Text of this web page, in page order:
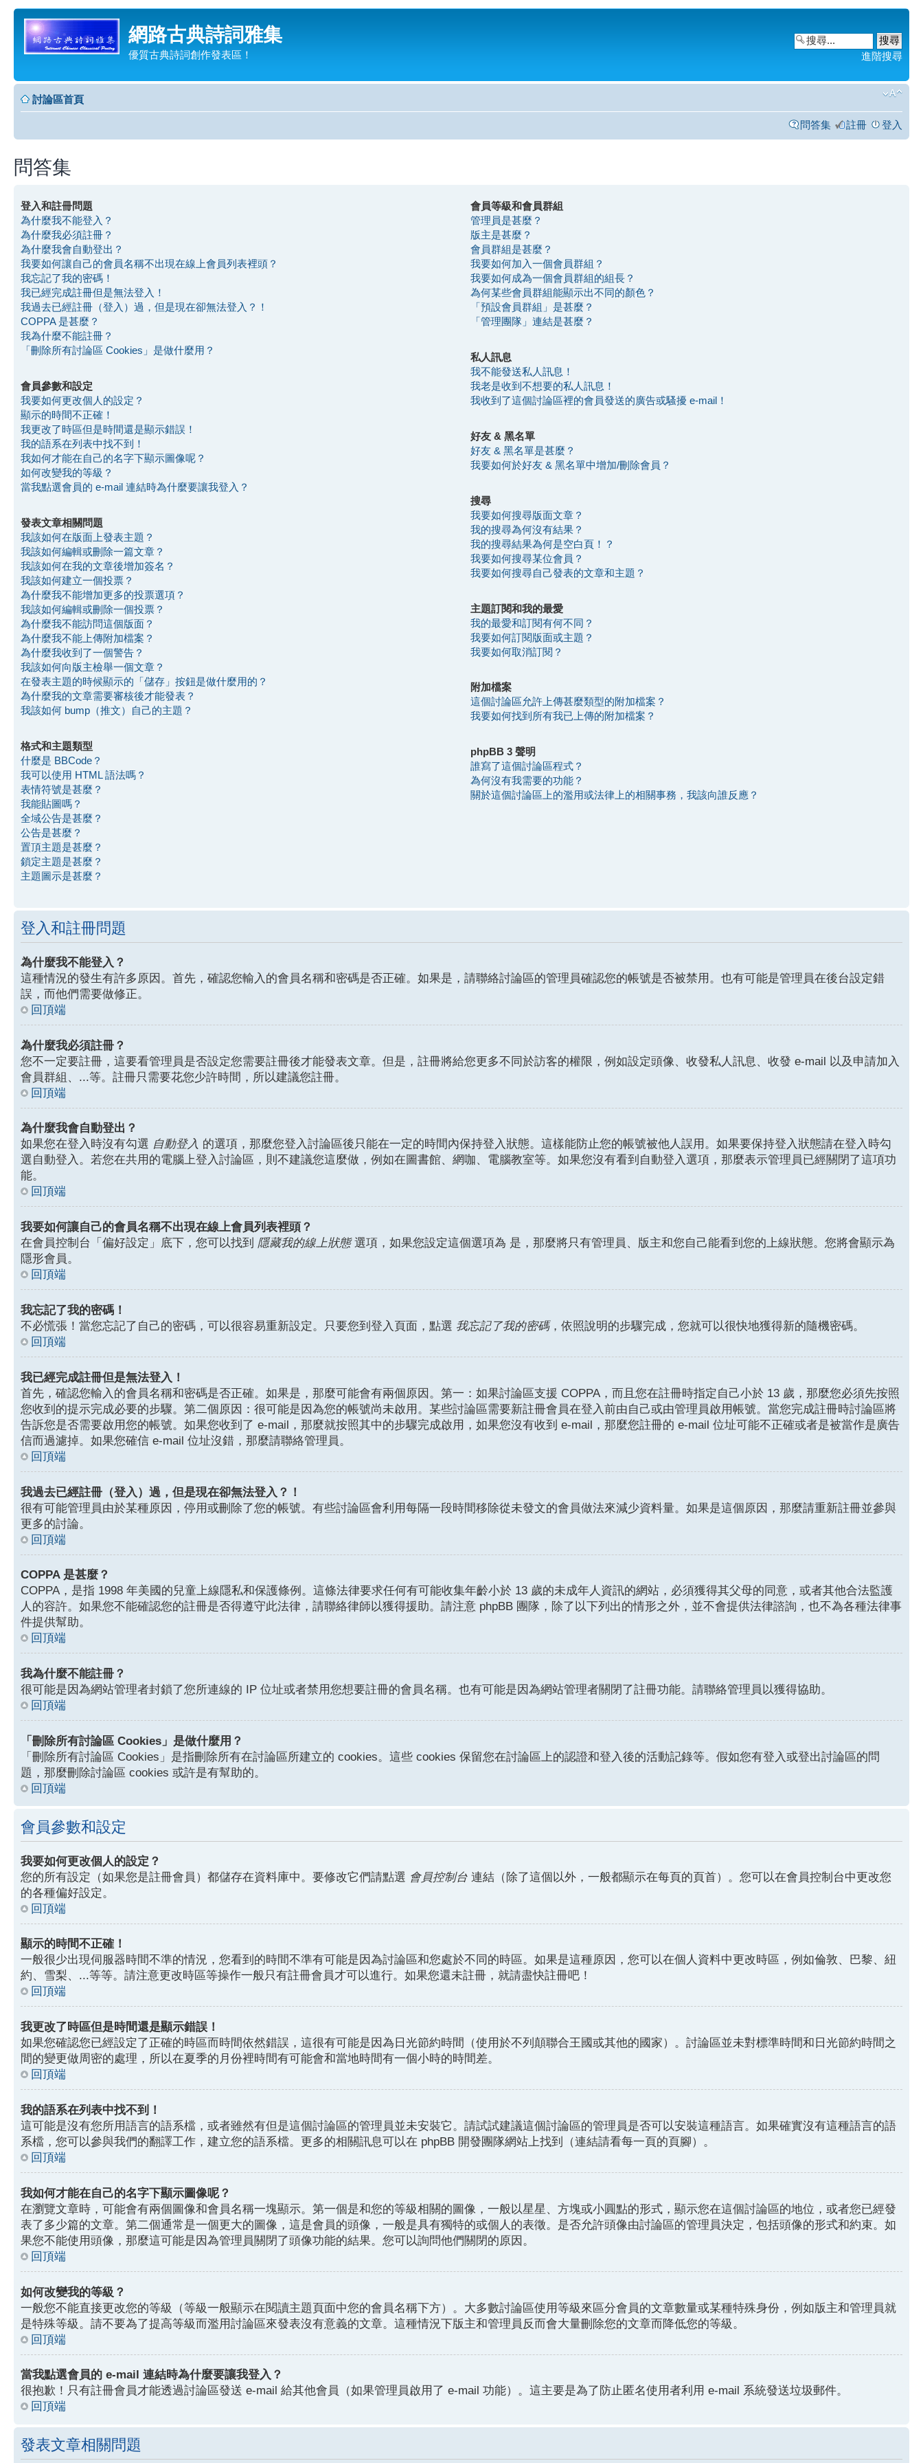
網路古典詩詞雅集
優質古典詩詞創作發表區！ 進階搜尋
討論區首頁
問答集 註冊 登入
問答集
登入和註冊問題
為什麼我不能登入？
為什麼我必須註冊？
為什麼我會自動登出？
我要如何讓自己的會員名稱不出現在線上會員列表裡頭？
我忘記了我的密碼！
我已經完成註冊但是無法登入！
我過去已經註冊（登入）過，但是現在卻無法登入？！
COPPA 是甚麼？
我為什麼不能註冊？
「刪除所有討論區 Cookies」是做什麼用？
會員參數和設定
我要如何更改個人的設定？
顯示的時間不正確！
我更改了時區但是時間還是顯示錯誤！
我的語系在列表中找不到！
我如何才能在自己的名字下顯示圖像呢？
如何改變我的等級？
當我點選會員的 e-mail 連結時為什麼要讓我登入？
發表文章相關問題
我該如何在版面上發表主題？
我該如何編輯或刪除一篇文章？
我該如何在我的文章後增加簽名？
我該如何建立一個投票？
為什麼我不能增加更多的投票選項？
我該如何編輯或刪除一個投票？
為什麼我不能訪問這個版面？
為什麼我不能上傳附加檔案？
為什麼我收到了一個警告？
我該如何向版主檢舉一個文章？
在發表主題的時候顯示的「儲存」按鈕是做什麼用的？
為什麼我的文章需要審核後才能發表？
我該如何 bump（推文）自己的主題？
格式和主題類型
什麼是 BBCode？
我可以使用 HTML 語法嗎？
表情符號是甚麼？
我能貼圖嗎？
全域公告是甚麼？
公告是甚麼？
置頂主題是甚麼？
鎖定主題是甚麼？
主題圖示是甚麼？
會員等級和會員群組
管理員是甚麼？
版主是甚麼？
會員群組是甚麼？
我要如何加入一個會員群組？
我要如何成為一個會員群組的組長？
為何某些會員群組能顯示出不同的顏色？
「預設會員群組」是甚麼？
「管理團隊」連結是甚麼？
私人訊息
我不能發送私人訊息！
我老是收到不想要的私人訊息！
我收到了這個討論區裡的會員發送的廣告或騷擾 e-mail！
好友 & 黑名單
好友 & 黑名單是甚麼？
我要如何於好友 & 黑名單中增加/刪除會員？
搜尋
我要如何搜尋版面文章？
我的搜尋為何沒有結果？
我的搜尋結果為何是空白頁！？
我要如何搜尋某位會員？
我要如何搜尋自己發表的文章和主題？
主題訂閱和我的最愛
我的最愛和訂閱有何不同？
我要如何訂閱版面或主題？
我要如何取消訂閱？
附加檔案
這個討論區允許上傳甚麼類型的附加檔案？
我要如何找到所有我已上傳的附加檔案？
phpBB 3 聲明
誰寫了這個討論區程式？
為何沒有我需要的功能？
關於這個討論區上的濫用或法律上的相關事務，我該向誰反應？
登入和註冊問題
為什麼我不能登入？
這種情況的發生有許多原因。首先，確認您輸入的會員名稱和密碼是否正確。如果是，請聯絡討論區的管理員確認您的帳號是否被禁用。也有可能是管理員在後台設定錯
誤，而他們需要做修正。
回頂端
為什麼我必須註冊？
您不一定要註冊，這要看管理員是否設定您需要註冊後才能發表文章。但是，註冊將給您更多不同於訪客的權限，例如設定頭像、收發私人訊息、收發 e-mail 以及申請加入
會員群組、...等。註冊只需要花您少許時間，所以建議您註冊。
回頂端
為什麼我會自動登出？
如果您在登入時沒有勾選 自動登入 的選項，那麼您登入討論區後只能在一定的時間內保持登入狀態。這樣能防止您的帳號被他人誤用。如果要保持登入狀態請在登入時勾
選自動登入。若您在共用的電腦上登入討論區，則不建議您這麼做，例如在圖書館、網咖、電腦教室等。如果您沒有看到自動登入選項，那麼表示管理員已經關閉了這項功
能。
回頂端
我要如何讓自己的會員名稱不出現在線上會員列表裡頭？
在會員控制台「偏好設定」底下，您可以找到 隱藏我的線上狀態選項，如果您設定這個選項為 是 ，那麼將只有管理員、版主和您自己能看到您的上線狀態。您將會顯示為
隱形會員。
回頂端
我忘記了我的密碼！
不必慌張！當您忘記了自己的密碼，可以很容易重新設定。只要您到登入頁面，點選 我忘記了我的密碼，依照說明的步驟完成，您就可以很快地獲得新的隨機密碼。
回頂端
我已經完成註冊但是無法登入！
首先，確認您輸入的會員名稱和密碼是否正確。如果是，那麼可能會有兩個原因。第一：如果討論區支援 COPPA，而且您在註冊時指定自己小於 13 歲，那麼您必須先按照
您收到的提示完成必要的步驟。第二個原因：很可能是因為您的帳號尚未啟用。某些討論區需要新註冊會員在登入前由自己或由管理員啟用帳號。當您完成註冊時討論區將
告訴您是否需要啟用您的帳號。如果您收到了 e-mail，那麼就按照其中的步驟完成啟用，如果您沒有收到 e-mail，那麼您註冊的 e-mail 位址可能不正確或者是被當作是廣告
信而過濾掉。如果您確信 e-mail 位址沒錯，那麼請聯絡管理員。
回頂端
我過去已經註冊（登入）過，但是現在卻無法登入？！
很有可能管理員由於某種原因，停用或刪除了您的帳號。有些討論區會利用每隔一段時間移除從未發文的會員做法來減少資料量。如果是這個原因，那麼請重新註冊並參與
更多的討論。
回頂端
COPPA 是甚麼？
COPPA，是指 1998 年美國的兒童上線隱私和保護條例。這條法律要求任何有可能收集年齡小於 13 歲的未成年人資訊的網站，必須獲得其父母的同意，或者其他合法監護
人的容許。如果您不能確認您的註冊是否得遵守此法律，請聯絡律師以獲得援助。請注意 phpBB 團隊，除了以下列出的情形之外，並不會提供法律諮詢，也不為各種法律事
件提供幫助。
回頂端
我為什麼不能註冊？
很可能是因為網站管理者封鎖了您所連線的 IP 位址或者禁用您想要註冊的會員名稱。也有可能是因為網站管理者關閉了註冊功能。請聯絡管理員以獲得協助。
回頂端
「刪除所有討論區 Cookies」是做什麼用？
「刪除所有討論區 Cookies」是指刪除所有在討論區所建立的 cookies。這些 cookies 保留您在討論區上的認證和登入後的活動記錄等。假如您有登入或登出討論區的問
題，那麼刪除討論區 cookies 或許是有幫助的。
回頂端
會員參數和設定
我要如何更改個人的設定？
您的所有設定（如果您是註冊會員）都儲存在資料庫中。要修改它們請點選 會員控制台 連結（除了這個以外，一般都顯示在每頁的頁首）。您可以在會員控制台中更改您
的各種偏好設定。
回頂端
顯示的時間不正確！
一般很少出現伺服器時間不準的情況，您看到的時間不準有可能是因為討論區和您處於不同的時區。如果是這種原因，您可以在個人資料中更改時區，例如倫敦、巴黎、紐
約、雪梨、...等等。請注意更改時區等操作一般只有註冊會員才可以進行。如果您還未註冊，就請盡快註冊吧！
回頂端
我更改了時區但是時間還是顯示錯誤！
如果您確認您已經設定了正確的時區而時間依然錯誤，這很有可能是因為日光節約時間（使用於不列顛聯合王國或其他的國家）。討論區並未對標準時間和日光節約時間之
間的變更做周密的處理，所以在夏季的月份裡時間有可能會和當地時間有一個小時的時間差。
回頂端
我的語系在列表中找不到！
這可能是沒有您所用語言的語系檔，或者雖然有但是這個討論區的管理員並未安裝它。請試試建議這個討論區的管理員是否可以安裝這種語言。如果確實沒有這種語言的語
系檔，您可以參與我們的翻譯工作，建立您的語系檔。更多的相關訊息可以在 phpBB 開發團隊網站上找到（連結請看每一頁的頁腳）。
回頂端
我如何才能在自己的名字下顯示圖像呢？
在瀏覽文章時，可能會有兩個圖像和會員名稱一塊顯示。第一個是和您的等級相關的圖像，一般以星星、方塊或小圓點的形式，顯示您在這個討論區的地位，或者您已經發
表了多少篇的文章。第二個通常是一個更大的圖像，這是會員的頭像，一般是具有獨特的或個人的表徵。是否允許頭像由討論區的管理員決定，包括頭像的形式和約束。如
果您不能使用頭像，那麼這可能是因為管理員關閉了頭像功能的結果。您可以詢問他們關閉的原因。
回頂端
如何改變我的等級？
一般您不能直接更改您的等級（等級一般顯示在閱讀主題頁面中您的會員名稱下方）。大多數討論區使用等級來區分會員的文章數量或某種特殊身份，例如版主和管理員就
是特殊等級。請不要為了提高等級而濫用討論區來發表沒有意義的文章。這種情況下版主和管理員反而會大量刪除您的文章而降低您的等級。
回頂端
當我點選會員的 e-mail 連結時為什麼要讓我登入？
很抱歉！只有註冊會員才能透過討論區發送 e-mail 給其他會員（如果管理員啟用了 e-mail 功能）。這主要是為了防止匿名使用者利用 e-mail 系統發送垃圾郵件。
回頂端
發表文章相關問題